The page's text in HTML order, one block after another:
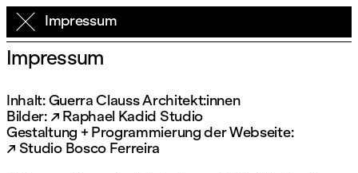
Impressum
Impressum
Inhalt: Guerra Clauss Architekt:innen
Bilder:
Raphael Kadid Studio
Gestaltung + Programmierung der Webseite:
Studio Bosco Ferreira